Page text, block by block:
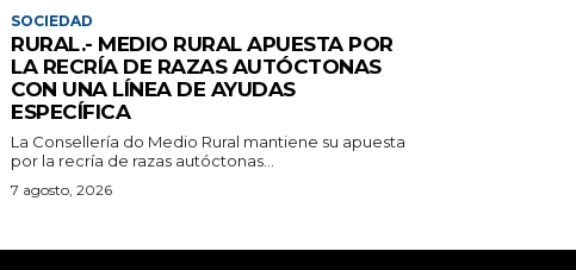
SOCIEDAD
RURAL.- MEDIO RURAL APUESTA POR
LA RECRÍA DE RAZAS AUTÓCTONAS
CON UNA LÍNEA DE AYUDAS
ESPECÍFICA
La Consellería do Medio Rural mantiene su apuesta
por la recría de razas autóctonas...
7 agosto, 2026